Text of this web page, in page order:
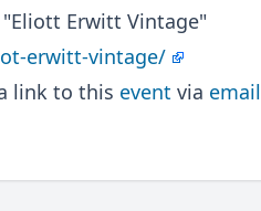
Erwitt Vintage"
erwitt-vintage/
link to this event via email